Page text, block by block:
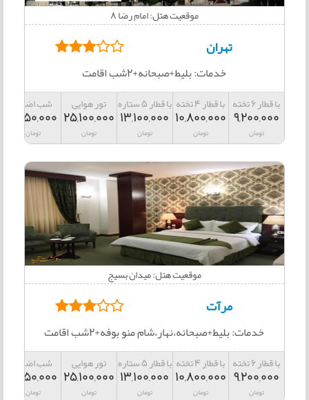
موقعیت هتل: امام رضا 8
تهران
خدمات: بلیط+صبحانه+2شب اقامت
با قطار 6 تخته
9,200,000
تومان
با قطار 4 تخته
10,800,000
تومان
با قطار 5 ستاره
13,100,000
تومان
تور هوایی
25,100,000
تومان
شب اضافه
2,850,000
تومان
موقعیت هتل: میدان بسیج
مرآت
خدمات: بلیط+صبحانه،نهار،شام منو بوفه+2شب اقامت
با قطار 6 تخته
9,200,000
تومان
با قطار 4 تخته
10,800,000
تومان
با قطار 5 ستاره
13,100,000
تومان
تور هوایی
25,100,000
تومان
شب اضافه
2,850,000
تومان